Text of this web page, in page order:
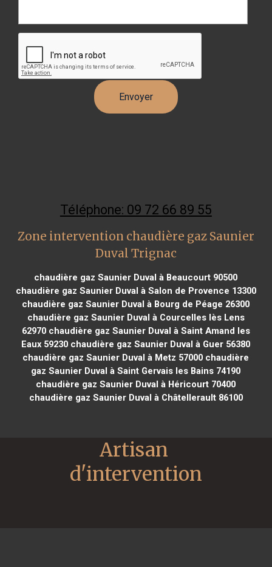
Téléphone: 09 72 66 89 55
Zone intervention chaudière gaz Saunier
Duval Trignac
chaudière gaz Saunier Duval à Beaucourt 90500
chaudière gaz Saunier Duval à Salon de Provence 13300
chaudière gaz Saunier Duval à Bourg de Péage 26300
chaudière gaz Saunier Duval à Courcelles lès Lens
62970chaudière gaz Saunier Duval à Saint Amand les
Eaux 59230 chaudière gaz Saunier Duval à Guer 56380
chaudière gaz Saunier Duval à Metz 57000 chaudière
gaz Saunier Duval à Saint Gervais les Bains 74190
chaudière gaz Saunier Duval à Héricourt 70400
chaudière gaz Saunier Duval à Châtellerault 86100
Artisan
d'intervention